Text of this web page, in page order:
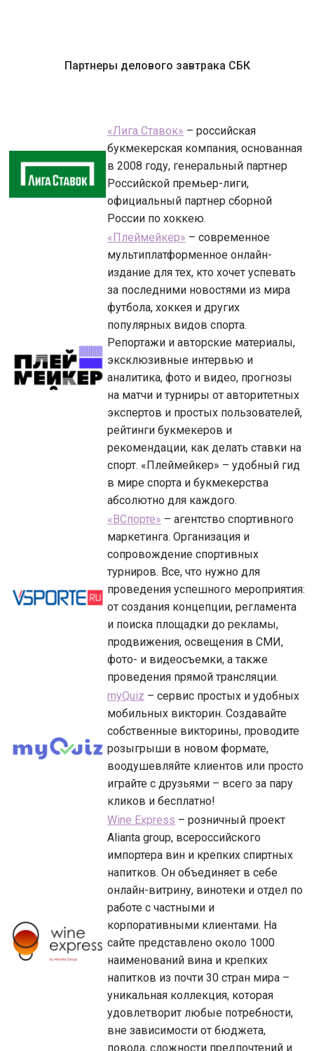
Партнеры делового завтрака СБК
«Лига Ставок» – российская
букмекерская компания, основанная
в 2008 году, генеральный партнер
Российской премьер-лиги,
официальный партнер сборной
России по хоккею.
«Плеймейкер» – современное
мультиплатформенное онлайн-
издание для тех, кто хочет успевать
за последними новостями из мира
футбола, хоккея и других
популярных видов спорта.
Репортажи и авторские материалы,
эксклюзивные интервью и
аналитика, фото и видео, прогнозы
на матчи и турниры от авторитетных
экспертов и простых пользователей,
рейтинги букмекеров и
рекомендации, как делать ставки на
спорт. «Плеймейкер» – удобный гид
в мире спорта и букмекерства
абсолютно для каждого.
«ВСпорте» – агентство спортивного
маркетинга. Организация и
сопровождение спортивных
турниров. Все, что нужно для
проведения успешного мероприятия:
от создания концепции, регламента
и поиска площадки до рекламы,
продвижения, освещения в СМИ,
фото- и видеосъемки, а также
проведения прямой трансляции.
myQuiz – сервис простых и удобных
мобильных викторин. Создавайте
собственные викторины, проводите
розыгрыши в новом формате,
воодушевляйте клиентов или просто
играйте с друзьями – всего за пару
кликов и бесплатно!
Wine Express – розничный проект
Alianta group, всероссийского
импортера вин и крепких спиртных
напитков. Он объединяет в себе
онлайн-витрину, винотеки и отдел по
работе с частными и
корпоративными клиентами. На
сайте представлено около 1000
наименований вина и крепких
напитков из почти 30 стран мира –
уникальная коллекция, которая
удовлетворит любые потребности,
вне зависимости от бюджета,
повода, сложности предпочтений и